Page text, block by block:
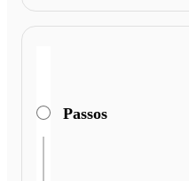
Passos